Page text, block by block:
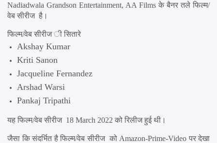
Nadiadwala Grandson Entertainment, AA Films के बैनर तले फिल्म/
वेब सीरीज  है।
फिल्म/वेब सीरीज ी सितारे
Akshay Kumar
Kriti Sanon
Jacqueline Fernandez
Arshad Warsi
Pankaj Tripathi
यह फिल्म/वेब सीरीज  18 March 2022 को रिलीज हुई थी।
जैसा कि संदर्भित है फिल्म/वेब सीरीज  को Amazon-Prime-Video पर देखा